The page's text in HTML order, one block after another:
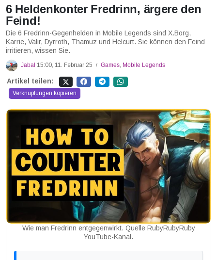
6 Heldenkonter Fredrinn, ärgere den
Feind!
Die 6 Fredrinn-Gegenhelden in Mobile Legends sind X.Borg,
Karrie, Valir, Dyrroth, Thamuz und Helcurt. Sie können den Feind
irritieren, wissen Sie.
Jabal 15:00, 11. Februar 25 / Games, Mobile Legends
Artikel teilen:
Verknüpfungen kopieren
Wie man Fredrinn entgegenwirkt. Quelle RubyRubyRuby
YouTube-Kanal.